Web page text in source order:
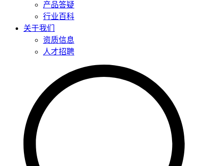
产品答疑
行业百科
关于我们
资质信息
人才招聘